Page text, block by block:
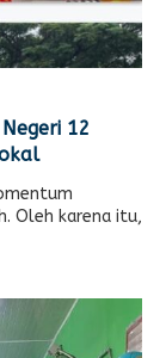
12
Oleh karena itu,